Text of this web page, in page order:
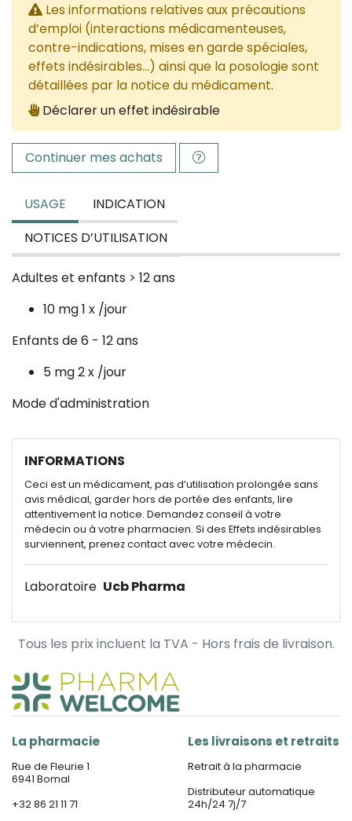
Les informations relatives aux précautions
d’emploi (interactions médicamenteuses,
contre-indications, mises en garde spéciales,
effets indésirables...) ainsi que la posologie sont
détaillées par la notice du médicament.
Déclarer un effet indésirable
Continuer mes achats
USAGE
INDICATION
NOTICES D’UTILISATION
Adultes et enfants > 12 ans
10 mg 1 x /jour
Enfants de 6 - 12 ans
5 mg 2 x /jour
Mode d'administration
INFORMATIONS
Ceci est un médicament, pas d’utilisation prolongée sans
avis médical, garder hors de portée des enfants, lire
attentivement la notice. Demandez conseil à votre
médecin ou à votre pharmacien. Si des Effets indésirables
surviennent, prenez contact avec votre médecin.
Laboratoire Ucb Pharma
Tous les prix incluent la TVA - Hors frais de livraison.
La pharmacie
Rue de Fleurie 1
6941 Bomal
+32 86 21 11 71
Les livraisons et retraits
Retrait à la pharmacie
Distributeur automatique
24h/24 7j/7